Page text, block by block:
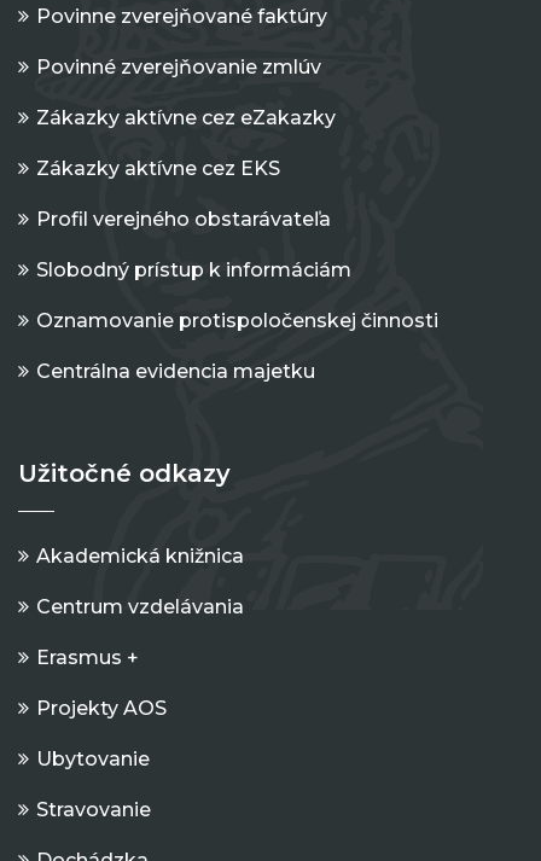
Povinne zverejňované faktúry
Povinné zverejňovanie zmlúv
Zákazky aktívne cez eZakazky
Zákazky aktívne cez EKS
Profil verejného obstarávateľa
Slobodný prístup k informáciám
Oznamovanie protispoločenskej činnosti
Centrálna evidencia majetku
Užitočné odkazy
Akademická knižnica
Centrum vzdelávania
Erasmus +
Projekty AOS
Ubytovanie
Stravovanie